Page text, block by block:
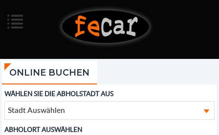
ONLINE BUCHEN
WÄHLEN SIE DIE ABHOLSTADT AUS
Stadt Auswählen
ABHOLORT AUSWÄHLEN